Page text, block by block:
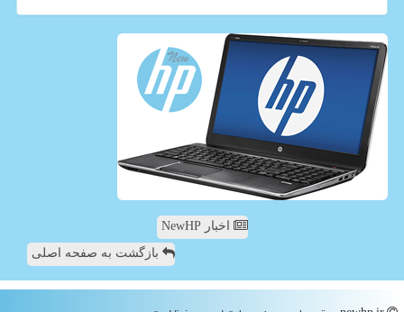
اخبار NewHP
بازگشت به صفحه اصلی